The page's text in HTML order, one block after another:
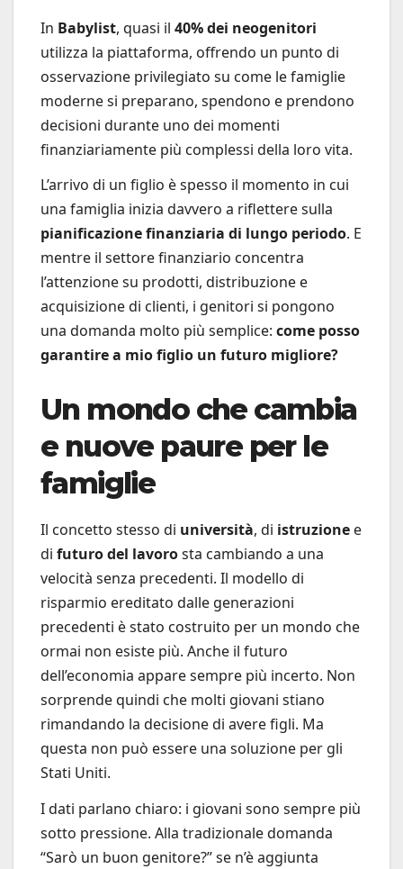
In Babylist, quasi il 40% dei neogenitori
utilizza la piattaforma, offrendo un punto di
osservazione privilegiato su come le famiglie
moderne si preparano, spendono e prendono
decisioni durante uno dei momenti
finanziariamente più complessi della loro vita.
L’arrivo di un figlio è spesso il momento in cui
una famiglia inizia davvero a riflettere sulla
pianificazione finanziaria di lungo periodo. E
mentre il settore finanziario concentra
l’attenzione su prodotti, distribuzione e
acquisizione di clienti, i genitori si pongono
una domanda molto più semplice: come posso
garantire a mio figlio un futuro migliore?
Un mondo che cambia
e nuove paure per le
famiglie
Il concetto stesso di università, di istruzione e
di futuro del lavorosta cambiando a una
velocità senza precedenti. Il modello di
risparmio ereditato dalle generazioni
precedenti è stato costruito per un mondo che
ormai non esiste più. Anche il futuro
dell’economia appare sempre più incerto. Non
sorprende quindi che molti giovani stiano
rimandando la decisione di avere figli. Ma
questa non può essere una soluzione per gli
Stati Uniti.
I dati parlano chiaro: i giovani sono sempre più
sotto pressione. Alla tradizionale domanda
“Sarò un buon genitore?” se n’è aggiunta